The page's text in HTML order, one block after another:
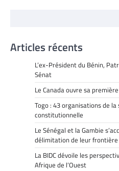
Articles récents
L’ex-Président du Bénin,
Sénat
Le Canada ouvre sa
Togo : 43 organisations de
constitutionnelle
Le Sénégal et la Gambie
délimitation de leur frontière
La BIDC dévoile les
Afrique de l’Ouest